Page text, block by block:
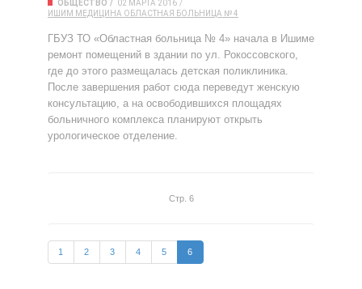
ОБЩЕСТВО
02 МАРТА 2016
ИШИМ МЕДИЦИНА ОБЛАСТНАЯ БОЛЬНИЦА № 4
ГБУЗ ТО «Областная больница № 4» начала в Ишиме
ремонт помещений в здании по ул. Рокоссовского,
где до этого размещалась детская поликлиника.
После завершения работ сюда переведут женскую
консультацию, а на освободившихся площадях
больничного комплекса планируют открыть
урологическое отделение.
Стр. 6
1 2 3 4 5 6